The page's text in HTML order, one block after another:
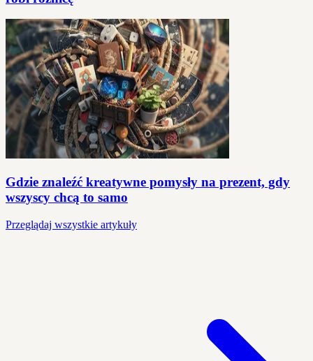
Gdzie znaleźć kreatywne pomysły na prezent, gdy
wszyscy chcą to samo
Przeglądaj wszystkie artykuły